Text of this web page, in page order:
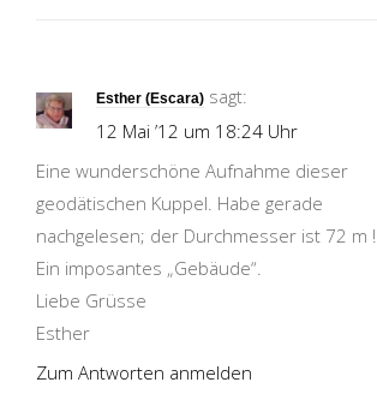
Esther (Escara) sagt:
12 Mai ’12 um 18:24 Uhr
Eine wunderschöne Aufnahme dieser
geodätischen Kuppel. Habe gerade
nachgelesen; der Durchmesser ist 72 m !
Ein imposantes „Gebäude“.
Liebe Grüsse
Esther
Zum Antworten anmelden